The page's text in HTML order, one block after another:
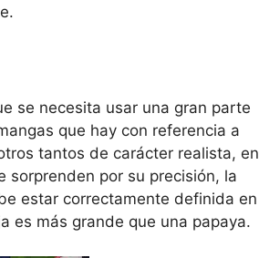
se necesita usar una gran parte
que hay con referencia a
tantos de carácter realista, en
por su precisión, la
estar correctamente definida en
es más grande que una papaya.